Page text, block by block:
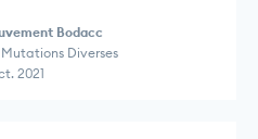
Bodacc
Diverses
2021